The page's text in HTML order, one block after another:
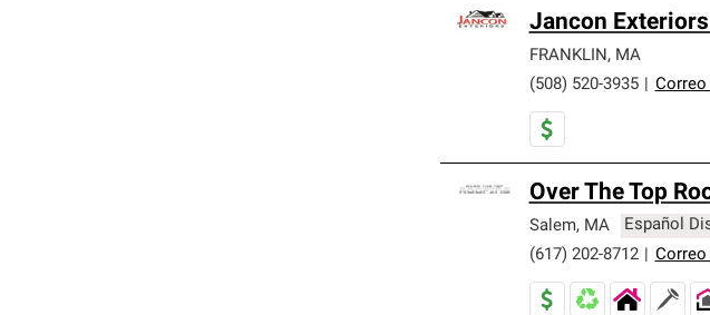
Jancon Exteriors
FRANKLIN , MA
(508) 520-3935
Over The Top
Salem, MA
Español
(617) 202-8712